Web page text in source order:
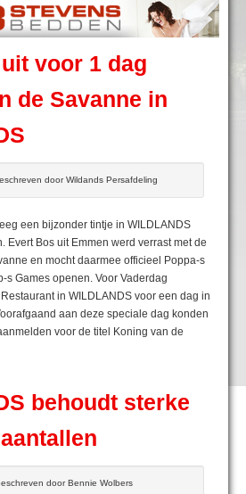
voor 1 dag
de Savanne in
door Wildands Persafdeling
een bijzonder tintje in WILDLANDS
Evert Bos uit Emmen werd verrast met de
en mocht daarmee officieel Poppa-s
s Games openen. Voor Vaderdag
in WILDLANDS voor een dag in
aan deze speciale dag konden
voor de titel Koning van de
behoudt sterke
door Bennie Wolbers